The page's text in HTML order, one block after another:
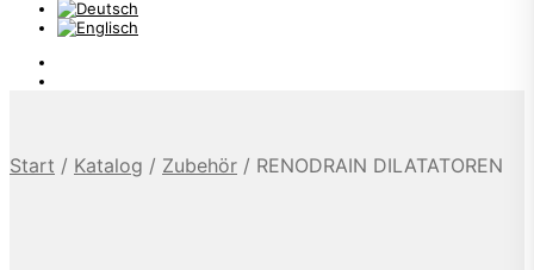
Start / Katalog / Zubehör / RENODRAIN DILATATOREN